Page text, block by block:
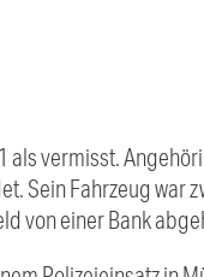
vermisst.
Sein Fahrzeug
von einer Bank